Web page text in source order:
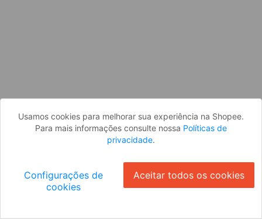
Usamos cookies para melhorar sua experiência na Shopee.
Para mais informações consulte nossa Políticas de
privacidade.
Configurações de
cookies
Aceitar todos os cookies